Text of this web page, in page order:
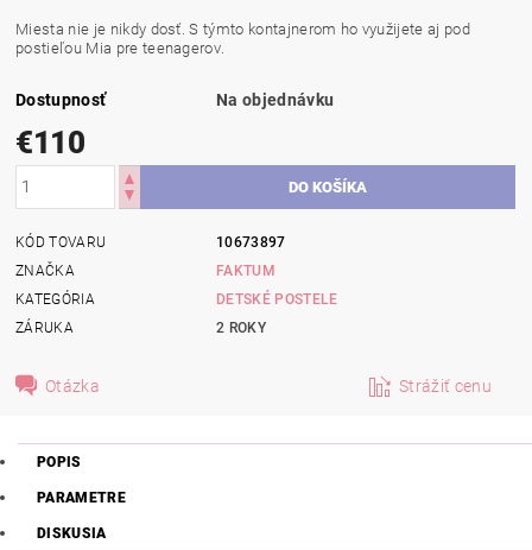
Miesta nie je nikdy dosť.S týmto kontajnerom ho využijete aj pod
postieľou Mia pre teenagerov
Dostupnosť Na objednávku
€110
KÓD TOVARU
10673897
ZNAČKA
FAKTUM
KATEGÓRIA
DETSKÉ POSTELE
ZÁRUKA
2 ROKY
Otázka Strážiť cenu
POPIS
PARAMETRE
DISKUSIA